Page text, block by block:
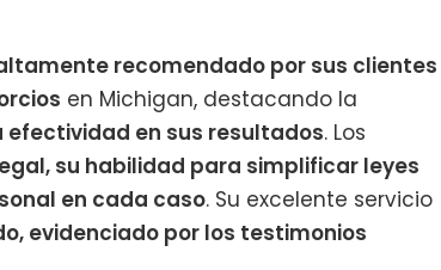
recomendado por sus clientes
en Michigan, destacando la
en sus resultados. Los
su habilidad para simplificar leyes
en cada caso. Su excelente servicio
evidenciado por los testimonios